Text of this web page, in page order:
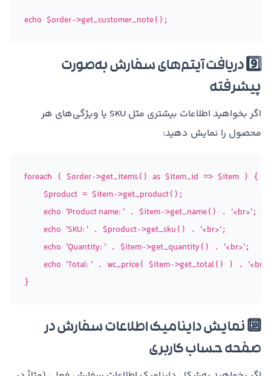
echo $order->get_customer_note
9️⃣ دریافت آیتم‌های سفارش به‌صورت
پیشرفته
اگر بخواهید اطلاعات بیشتری مثل SKU یا ویژگی‌های هر
محصول را نمایش دهید:
foreach ( $order->get_items() as $item_id => $item ) {
$product = $item->get_product();
echo 'Product name: ' . $item->get_name() . '<br>';
echo 'SKU: ' . $product->get_sku () . '<br>';
echo 'Quantity: ' . $item->get_quantity() . '<br>';
echo 'Total: ' . wc_price( $item->get_total() ) . '<br>'
🔟 نمایش داینامیک اطلاعات سفارش در
صفحه حساب کاربری